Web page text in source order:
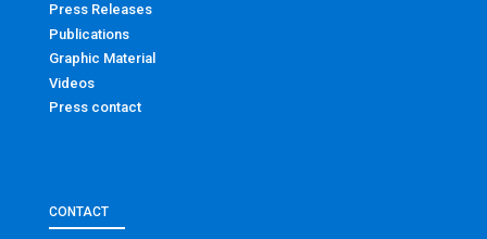
Press Releases
Publications
Graphic Material
Videos
Press contact
CONTACT